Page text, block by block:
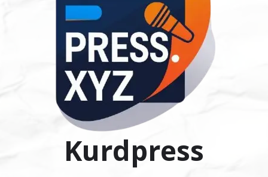
Kurdpress